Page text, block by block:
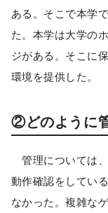
ある。そこで本学
た。本学は大学の
ジがある。そこに
環境を提供した。
②どのように
管理については
動作確認をしてい
なかった。複雑な